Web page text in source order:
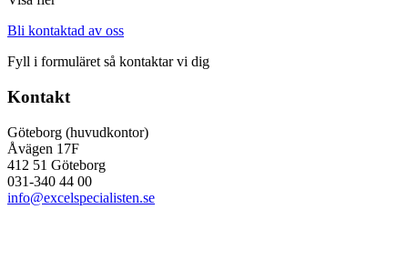
Bli kontaktad av oss
Fyll i formuläret så kontaktar vi dig
Kontakt
Göteborg (huvudkontor)
Åvägen 17F
412 51 Göteborg
031-340 44 00
info@excelspecialisten.se